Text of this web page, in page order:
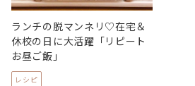
ランチの脱マンネリ♡在宅＆
休校の日に大活躍「リピート
お昼ご飯」
レシピ